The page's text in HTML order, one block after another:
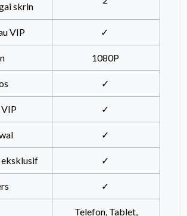
skrin
VIP ✓
1080P
✓
✓
✓
eksklusif ✓
✓
Telefon, Tablet,